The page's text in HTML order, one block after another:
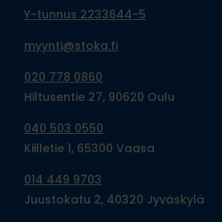
Y-tunnus 2233644-5
myynti@stoka.fi
020 778 0860
Hiltusentie 27, 90620 Oulu
040 503 0550
Kiilletie 1, 65300 Vaasa
014 449 9703
Juustokatu 2, 40320 Jyväskylä